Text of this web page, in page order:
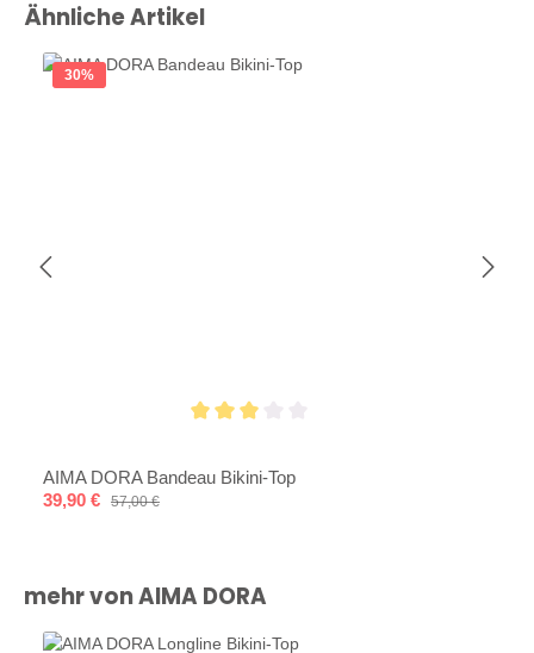
Produktgalerie überspringen
Ähnliche Artikel
30%
AIMA DORA Bandeau Bikini-Top
Verkaufspreis:
39,90 € Regulärer Preis:
57,00 €
Produktgalerie überspringen
mehr von AIMA DORA